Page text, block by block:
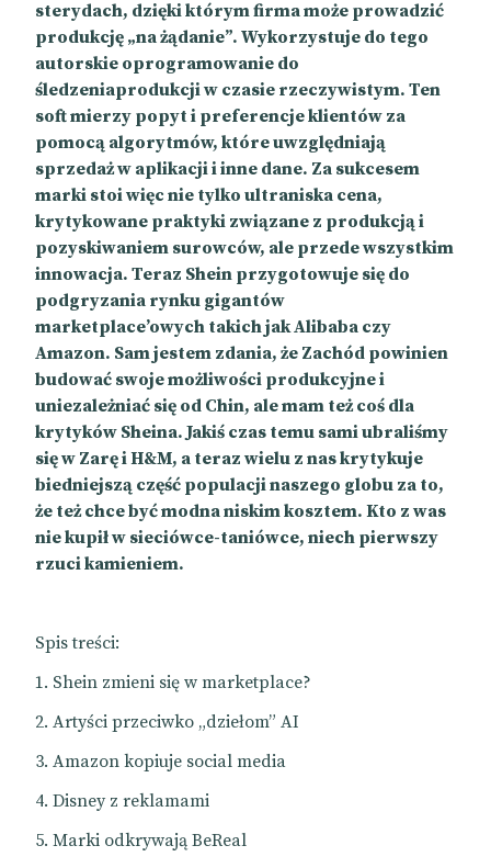
sterydach, dzięki którym firma może prowadzić
produkcję „na żądanie”. Wykorzystuje do tego
autorskie oprogramowanie do
śledzeniaprodukcji w czasie rzeczywistym. Ten
soft mierzy popyt i preferencje klientów za
pomocą algorytmów, które uwzględniają
sprzedaż w aplikacji i inne dane. Za sukcesem
marki stoi więc nie tylko ultraniska cena,
krytykowane praktyki związane z produkcją i
pozyskiwaniem surowców, ale przede wszystkim
innowacja. Teraz Shein przygotowuje się do
podgryzania rynku gigantów
marketplace’owych takich jak Alibaba czy
Amazon. Sam jestem zdania, że Zachód powinien
budować swoje możliwości produkcyjne i
uniezależniać się od Chin, ale mam też coś dla
krytyków Sheina. Jakiś czas temu sami ubraliśmy
się w Zarę i H&M, a teraz wielu z nas krytykuje
biedniejszą część populacji naszego globu za to,
że też chce być modna niskim kosztem. Kto z was
nie kupił w sieciówce-taniówce, niech pierwszy
rzuci kamieniem.
Spis treści:
Shein zmieni się w marketplace?
Artyści przeciwko „dziełom” AI
Amazon kopiuje social media
Disney z reklamami
Marki odkrywają BeReal